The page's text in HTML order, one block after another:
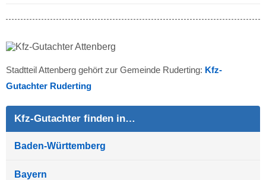
Stadtteil Attenberg gehört zur Gemeinde Ruderting: Kfz-
Gutachter Ruderting
Kfz-Gutachter finden in…
Baden-Württemberg
Bayern